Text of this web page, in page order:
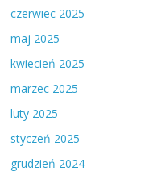
czerwiec 2025
maj 2025
kwiecień 2025
marzec 2025
luty 2025
styczeń 2025
grudzień 2024